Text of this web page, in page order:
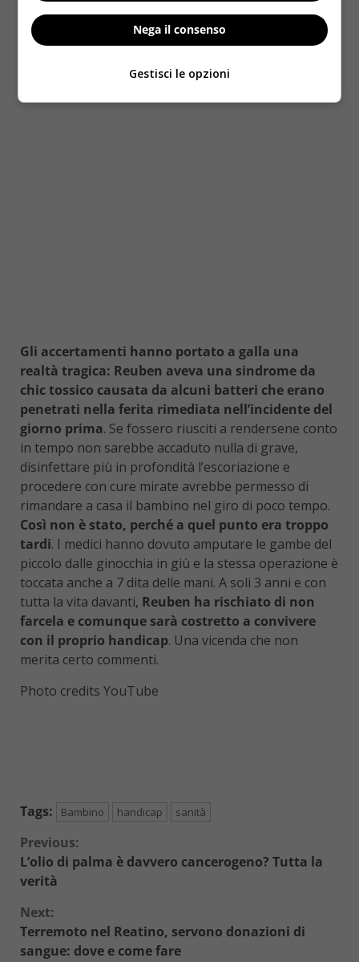
Gli accertamenti hanno portato a galla una
realtà tragica: Reuben aveva una sindrome da
chic tossico causata da alcuni batteri che erano
penetrati nella ferita rimediata nell’incidente del
giorno prima. Se fossero riusciti a rendersene conto
in tempo non sarebbe accaduto nulla di grave,
disinfettare più in profondità l’escoriazione e
procedere con cure mirate avrebbe permesso di
rimandare a casa il bambino nel giro di poco tempo.
Così non è stato, perché a quel punto era troppo
tardi. I medici hanno dovuto amputare le gambe del
piccolo dalle ginocchia in giù e la stessa operazione è
toccata anche a 7 dita delle mani. A soli 3 anni e con
tutta la vita davanti, Reuben ha rischiato di non
farcela e comunque sarà costretto a convivere
con il proprio handicap. Una vicenda che non
merita certo commenti.
Photo credits YouTube
Tags: Bambino handicap sanità
Continue
Reading
Previous:
L’olio di palma è davvero cancerogeno? Tutta la
verità
Next:
Terremoto nel Reatino, servono donazioni di
sangue: dove e come fare
Nega il consenso
Gestisci le opzioni